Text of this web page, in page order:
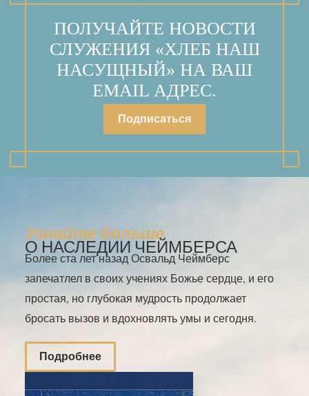
ПОЛУЧАЙТЕ НОВОСТИ
СЛУЖЕНИЯ «ХЛЕБ НАШ
НАСУЩНЫЙ» НА ВАШ
EMAIL АДРЕС.
Подписаться
Узнайте больше
О НАСЛЕДИИ ЧЕЙМБЕРСА
Более ста лет назад Освальд Чеймберс
запечатлел в своих учениях Божье сердце, и его
простая, но глубокая мудрость продолжает
бросать вызов и вдохновлять умы и сегодня.
Подробнее